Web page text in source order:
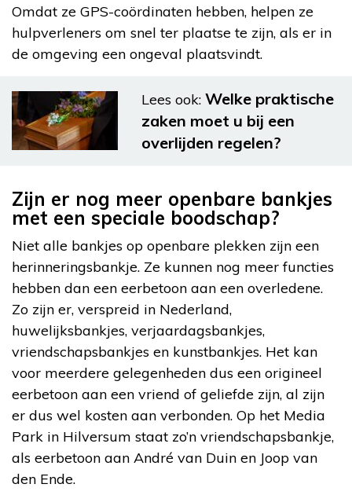
Omdat ze GPS-coördinaten hebben, helpen ze
hulpverleners om snel ter plaatse te zijn, als er in
de omgeving een ongeval plaatsvindt.
Lees ook: Welke praktische
zaken moet u bij een
overlijden regelen?
Zijn er nog meer openbare bankjes
met een speciale boodschap?
Niet alle bankjes op openbare plekken zijn een
herinneringsbankje. Ze kunnen nog meer functies
hebben dan een eerbetoon aan een overledene.
Zo zijn er, verspreid in Nederland,
huwelijksbankjes, verjaardagsbankjes,
vriendschapsbankjes en kunstbankjes. Het kan
voor meerdere gelegenheden dus een origineel
eerbetoon aan een vriend of geliefde zijn, al zijn
er dus wel kosten aan verbonden. Op het Media
Park in Hilversum staat zo’n vriendschapsbankje,
als eerbetoon aan André van Duin en Joop van
den Ende.